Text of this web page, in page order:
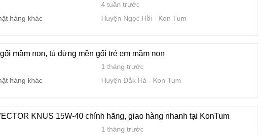
tại Kontum
hệ
1 tháng trước
THU CỬA HÀNG? – THÊM ĐỒ DA THẬT VÀO DANH MỤC BÁN –
1 tháng trước
ô tô Huyện Đắk Tô Kon Tum
4 tuần trước
hàng khác Huyện Ngọc Hồi Kon Tum
mầm non, tủ đừng mền gối trẻ em mầm non
1 tháng trước
hàng khác Huyện Đắk Hà Kon Tum
KNUS 15W-40 chính hãng, giao hàng nhanh tại KonTum
1 tháng trước